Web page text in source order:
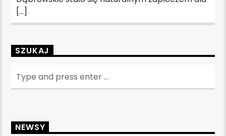
[…]
SZUKAJ
NEWSY